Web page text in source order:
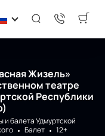
Жизель»
театре
Республики
и балета Удмуртской
Балет
12+